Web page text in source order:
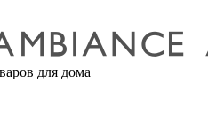
для дома